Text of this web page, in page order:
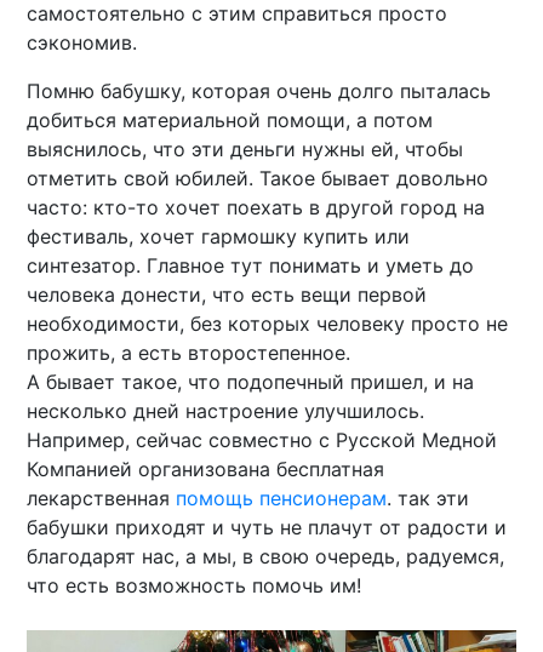
самостоятельно с этим справиться просто
сэкономив.
Помню бабушку, которая очень долго пыталась
добиться материальной помощи, а потом
выяснилось, что эти деньги нужны ей, чтобы
отметить свой юбилей. Такое бывает довольно
часто: кто-то хочет поехать в другой город на
фестиваль, хочет гармошку купить или
синтезатор. Главное тут понимать и уметь до
человека донести, что есть вещи первой
необходимости, без которых человеку просто не
прожить, а есть второстепенное.
А бывает такое, что подопечный пришел, и на
несколько дней настроение улучшилось.
Например, сейчас совместно с Русской Медной
Компанией организована бесплатная
лекарственная помощь пенсионерам. так эти
бабушки приходят и чуть не плачут от радости и
благодарят нас, а мы, в свою очередь, радуемся,
что есть возможность помочь им!